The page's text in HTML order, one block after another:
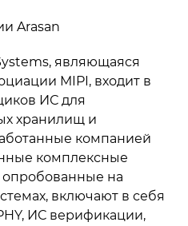
Arasan
являющаяся
MIPI, входит в
ИС для
хранилищ и
компанией
комплексные
на
включают в себя
ИС верификации,